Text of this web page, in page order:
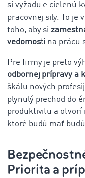
si vyžaduje cielenú
pracovnej sily. To je
toho, aby si
vedomosti na prácu
Pre firmy je preto
odbornej prípravy a
škálu nových
plynulý prechod do
produktivitu a otvorí
ktoré budú mať
Priorita a